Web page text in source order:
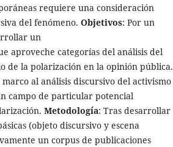
requiere una consideración
del fenómeno. Objetivos: Por un
un
aproveche categorías del análisis del
de la polarización en la opinión pública.
al análisis discursivo del activismo
campo de particular potencial
Metodología: Tras desarrollar
(objeto discursivo y escena
un corpus de publicaciones